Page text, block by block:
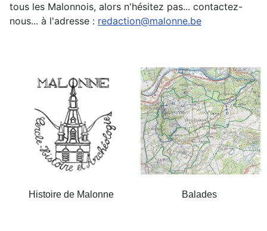
tous les Malonnois, alors n'hésitez pas... contactez-
nous... à l'adresse : redaction@malonne.be
Histoire de Malonne Balades